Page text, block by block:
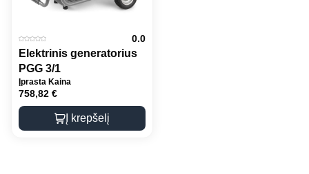
0.0
Elektrinis generatorius
PGG 3/1
Įprasta Kaina
758,82 €
Į krepšelį